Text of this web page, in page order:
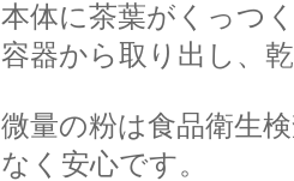
本体に茶葉がくっつ
容器から取り出し、
微量の粉は食品衛生
なく安心です。